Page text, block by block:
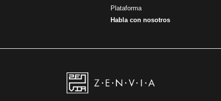
Plataforma
Habla con nosotros